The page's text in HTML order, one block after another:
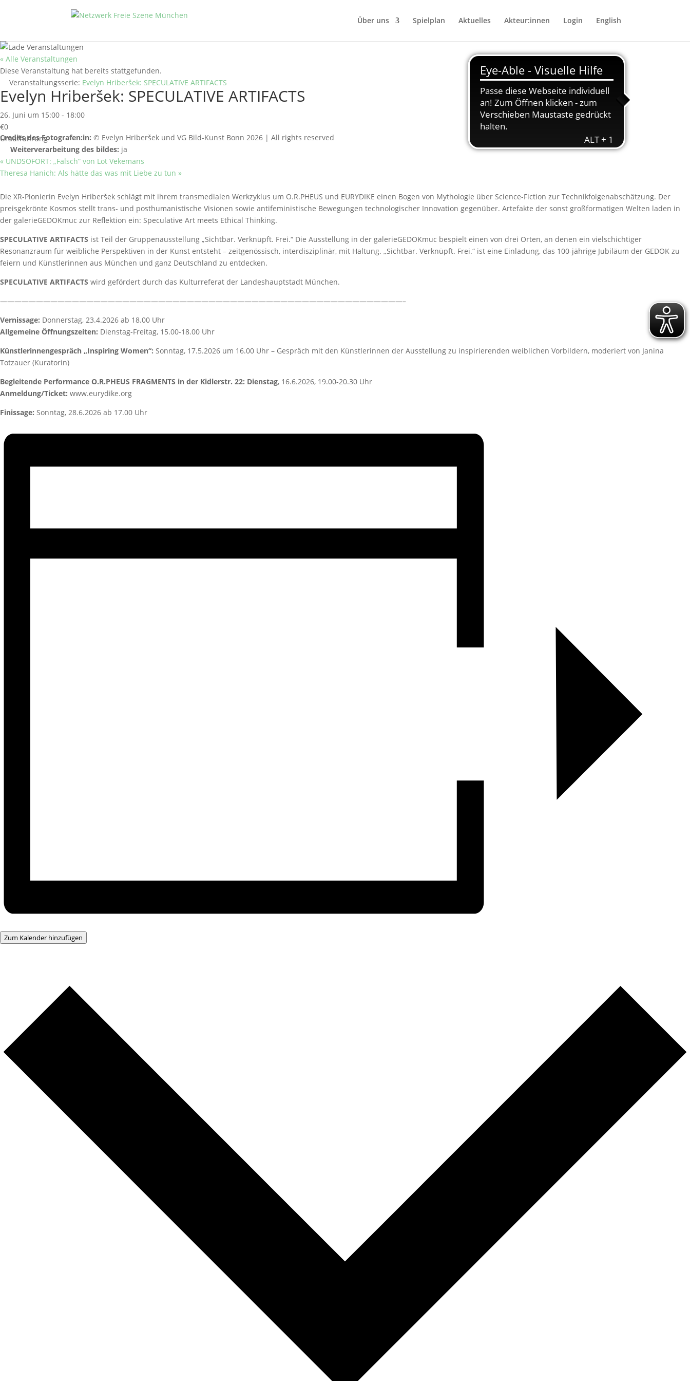
Über uns Spielplan Aktuelles Akteur:innen Login English
« Alle Veranstaltungen
Diese Veranstaltung hat bereits stattgefunden.
Veranstaltungsserie: Evelyn Hriberšek: SPECULATIVE ARTIFACTS
Evelyn Hriberšek: SPECULATIVE ARTIFACTS
26. Juni um 15:00 - 18:00
€0
Uraufführung
Credits des Fotografen:in: © Evelyn Hriberšek und VG Bild-Kunst Bonn 2026 | All rights reserved
Weiterverarbeitung des bildes: ja
« UNDSOFORT: „Falsch“ von Lot Vekemans
Theresa Hanich: Als hätte das was mit Liebe zu tun »
Die XR-Pionierin Evelyn Hriberšek schlägt mit ihrem transmedialen Werkzyklus um O.R.PHEUS und EURYDIKE einen Bogen von Mythologie über Science-Fiction zur Technikfolgenabschätzung. Der
preisgekrönte Kosmos stellt trans- und posthumanistische Visionen sowie antifeministische Bewegungen technologischer Innovation gegenüber. Artefakte der sonst großformatigen Welten laden in
der galerieGEDOKmuc zur Reflektion ein: Speculative Art meets Ethical Thinking.
SPECULATIVE ARTIFACTS ist Teil der Gruppenausstellung „Sichtbar. Verknüpft. Frei.“ Die Ausstellung in der galerieGEDOKmuc bespielt einen von drei Orten, an denen ein vielschichtiger
Resonanzraum für weibliche Perspektiven in der Kunst entsteht – zeitgenössisch, interdisziplinär, mit Haltung. „Sichtbar. Verknüpft. Frei.“ ist eine Einladung, das 100-jährige Jubiläum der GEDOK zu
feiern und Künstlerinnen aus München und ganz Deutschland zu entdecken.
SPECULATIVE ARTIFACTS wird gefördert durch das Kulturreferat der Landeshauptstadt München.
————————————————————————————————————————————————————————–
Vernissage: Donnerstag, 23.4.2026 ab 18.00 Uhr
Allgemeine Öffnungszeiten: Dienstag-Freitag, 15.00-18.00 Uhr
Künstlerinnengespräch „Inspiring Women“: Sonntag, 17.5.2026 um 16.00 Uhr – Gespräch mit den Künstlerinnen der Ausstellung zu inspirierenden weiblichen Vorbildern, moderiert von Janina
Totzauer (Kuratorin)
Begleitende Performance O.R.PHEUS FRAGMENTS in der Kidlerstr. 22: Dienstag, 16.6.2026, 19.00-20.30 Uhr
Anmeldung/Ticket: www.eurydike.org
Finissage: Sonntag, 28.6.2026 ab 17.00 Uhr
Zum Kalender hinzufügen